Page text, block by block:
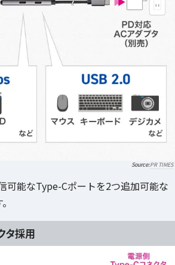
PR TIMES
可能なType-Cポートを2つ追加可能な
タ採用